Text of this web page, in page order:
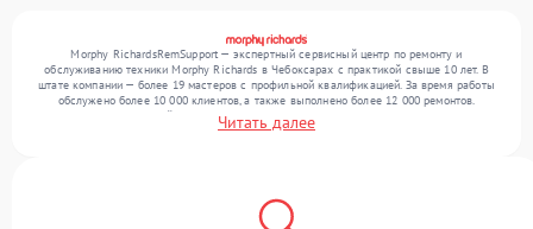
Morphy RichardsRemSupport — экспертный сервисный центр по ремонту и
обслуживанию техники Morphy Richards в Чебоксарах с практикой свыше 10 лет. В
штате компании — более 19 мастеров с профильной квалификацией. За время работы
обслужено более 10 000 клиентов, а также выполнено более 12 000 ремонтов.
Ежемесячно в сервисный центр поступает свыше 300 единиц техники, включая , , . Мы
выполняем ремонт различного уровня сложности и поддерживаем высокий стандарт
Читать далее